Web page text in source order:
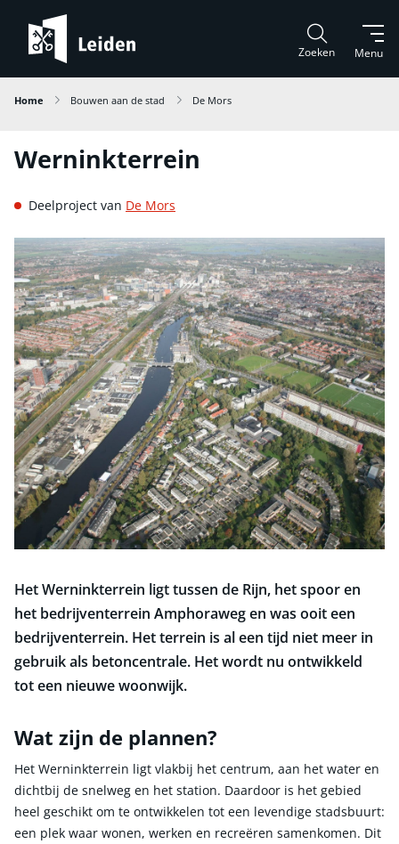
Menu
Zoeken
Home Bouwen aan de stad De Mors
Werninkterrein
Deelproject van De Mors
Het Werninkterrein ligt tussen de Rijn, het spoor en
het bedrijventerrein Amphoraweg en was ooit een
bedrijventerrein. Het terrein is al een tijd niet meer in
gebruik als betoncentrale. Het wordt nu ontwikkeld
tot een nieuwe woonwijk.
Wat zijn de plannen?
Het Werninkterrein ligt vlakbij het centrum, aan het water en
dichtbij de snelweg en het station. Daardoor is het gebied
heel geschikt om te ontwikkelen tot een levendige stadsbuurt:
een plek waar wonen, werken en recreëren samenkomen. Dit